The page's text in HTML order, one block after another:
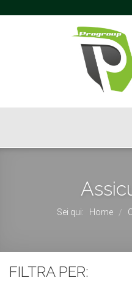
Sei qui: Home /
FILTRA PER: